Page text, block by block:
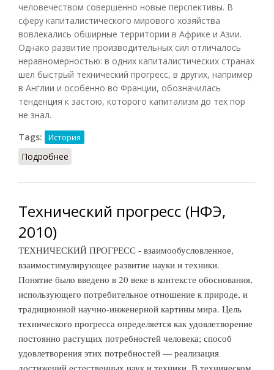
человечеством совершенно новые перспективы. В
сферу капиталистического мирового хозяйства
вовлекались обширные территории в Африке и Азии.
Однако развитие производительных сил отличалось
неравномерностью: в одних капиталистических странах
шел быстрый технический прогресс, в других, например
в Англии и особенно во Франции, обозначилась
тенденция к застою, которого капитализм до тех пор
не знал.
Tags:
История
Подробнее
Технический прогресс (НФЭ,
2010)
ТЕХНИЧЕСКИЙ ПРОГРЕСС - взаимообусловленное,
взаимостимулирующее развитие науки и техники.
Понятие было введено в 20 веке в контексте обоснования,
использующего потребительное отношение к природе, и
традиционной научно-инженерной картины мира. Цель
технического прогресса определяется как удовлетворение
постоянно растущих потребностей человека; способ
удовлетворения этих потребностей — реализация
достижений естественных наук и техники. В техническом